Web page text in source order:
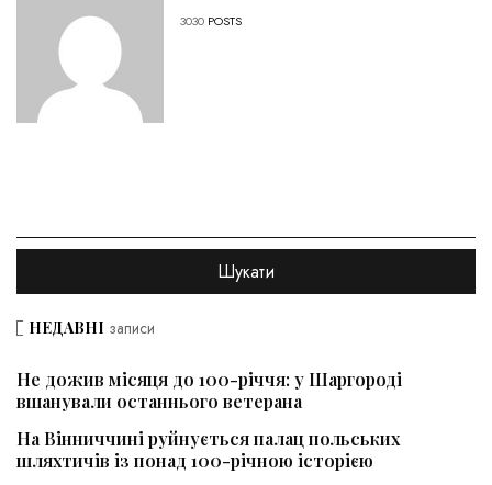
3030 POSTS
НЕДАВНІ записи
Не дожив місяця до 100-річчя: у Шаргороді
вшанували останнього ветерана
На Вінниччині руйнується палац польських
шляхтичів із понад 100-річною історією